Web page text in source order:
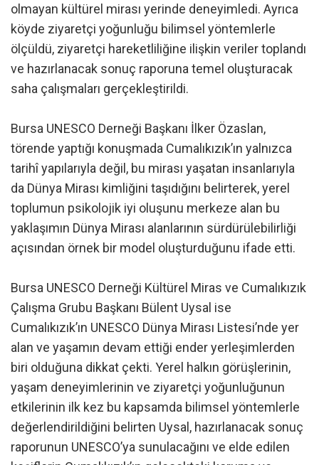
olmayan kültürel mirası yerinde deneyimledi. Ayrıca
köyde ziyaretçi yoğunluğu bilimsel yöntemlerle
ölçüldü, ziyaretçi hareketliliğine ilişkin veriler toplandı
ve hazırlanacak sonuç raporuna temel oluşturacak
saha çalışmaları gerçekleştirildi.
Bursa UNESCO Derneği Başkanı İlker Özaslan,
törende yaptığı konuşmada Cumalıkızık’ın yalnızca
tarihî yapılarıyla değil, bu mirası yaşatan insanlarıyla
da Dünya Mirası kimliğini taşıdığını belirterek, yerel
toplumun psikolojik iyi oluşunu merkeze alan bu
yaklaşımın Dünya Mirası alanlarının sürdürülebilirliği
açısından örnek bir model oluşturduğunu ifade etti.
Bursa UNESCO Derneği Kültürel Miras ve Cumalıkızık
Çalışma Grubu Başkanı Bülent Uysal ise
Cumalıkızık’ın UNESCO Dünya Mirası Listesi’nde yer
alan ve yaşamın devam ettiği ender yerleşimlerden
biri olduğuna dikkat çekti. Yerel halkın görüşlerinin,
yaşam deneyimlerinin ve ziyaretçi yoğunluğunun
etkilerinin ilk kez bu kapsamda bilimsel yöntemlerle
değerlendirildiğini belirten Uysal, hazırlanacak sonuç
raporunun UNESCO’ya sunulacağını ve elde edilen